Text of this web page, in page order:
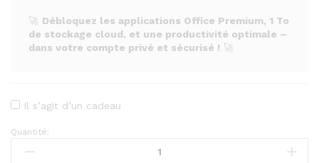
🚀 Débloquez les applications Office Premium, 1 To
de stockage cloud, et une productivité optimale –
dans votre compte privé et sécurisé ! 🚀
Il s’agit d’un cadeau
Microsoft
365
Quantité: